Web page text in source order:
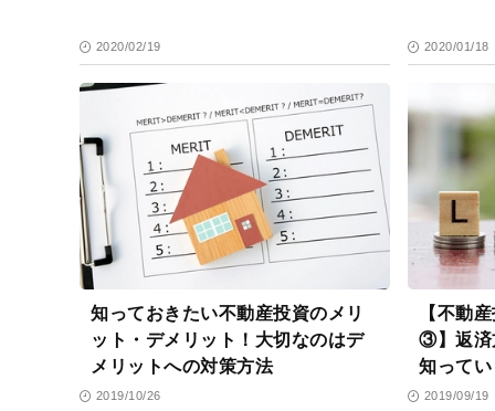
2020/02/19 2020/01/18
知っておきたい不動産投資のメリ
ット・デメリット！大切なのはデ
メリットへの対策方法
2019/10/26
【不動
③】返済
知って
2019/09/19